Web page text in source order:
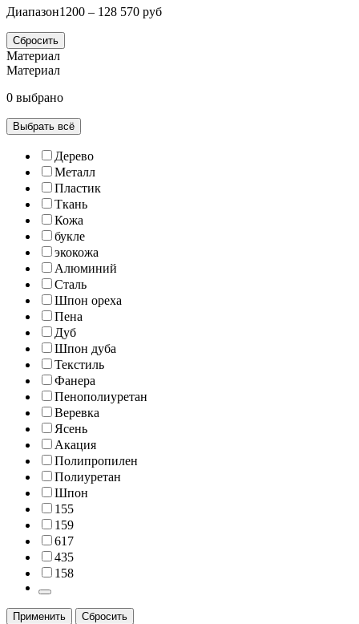
Диапазон1200 – 128 570 руб
Сбросить
Материал
Материал
0 выбрано
Выбрать всё
Дерево
Металл
Пластик
Ткань
Кожа
букле
экокожа
Алюминий
Сталь
Шпон ореха
Пена
Дуб
Шпон дуба
Текстиль
Фанера
Пенополиуретан
Веревка
Ясень
Акация
Полипропилен
Полиуретан
Шпон
155
159
617
435
158
Применить Сбросить